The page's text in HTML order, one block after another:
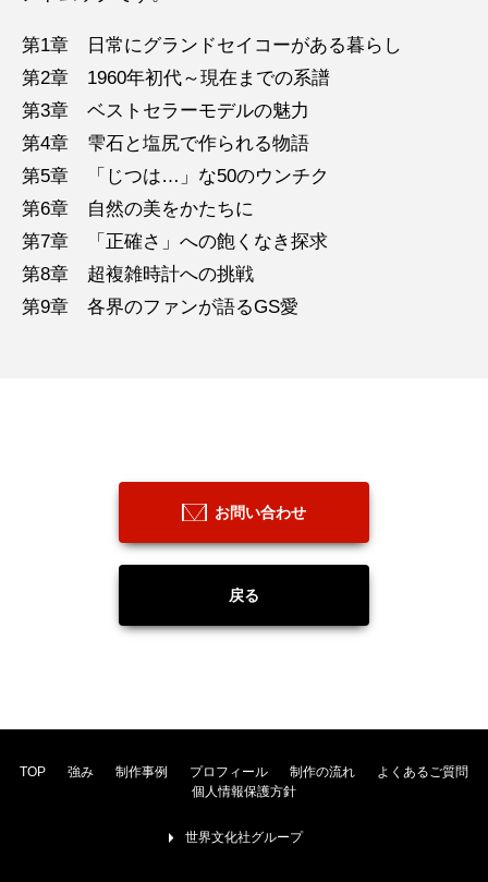
第1章 日常にグランドセイコーがある暮らし
第2章 1960年初代～現在までの系譜
第3章 ベストセラーモデルの魅力
第4章 雫石と塩尻で作られる物語
第5章 「じつは…」な50のウンチク
第6章 自然の美をかたちに
第7章 「正確さ」への飽くなき探求
第8章 超複雑時計への挑戦
第9章 各界のファンが語るGS愛
お問い合わせ
戻る
TOP 強み 制作事例 プロフィール 制作の流れ
よくあるご質問
個人情報保護方針
世界文化社グループ